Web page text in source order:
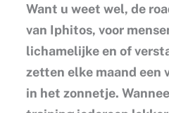
Want u weet wel, de
van Iphitos, voor
lichamelijke en of
zetten elke maand een
in het zonnetje.